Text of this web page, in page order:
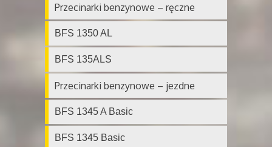
Przecinarki benzynowe – ręczne
BFS 1350 AL
BFS 135ALS
Przecinarki benzynowe – jezdne
BFS 1345 A Basic
BFS 1345 Basic